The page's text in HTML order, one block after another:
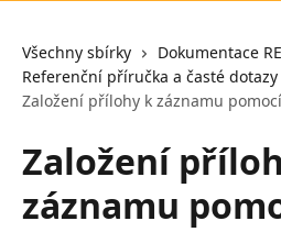
Všechny sbírky
Dokumentace
Referenční příručka a časté dotazy
Založení přílohy k záznamu
Založení
záznamu